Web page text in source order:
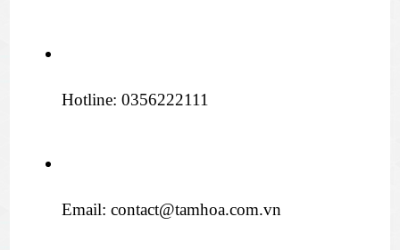
Hotline: 0356222111
Email: contact@tamhoa.com.vn